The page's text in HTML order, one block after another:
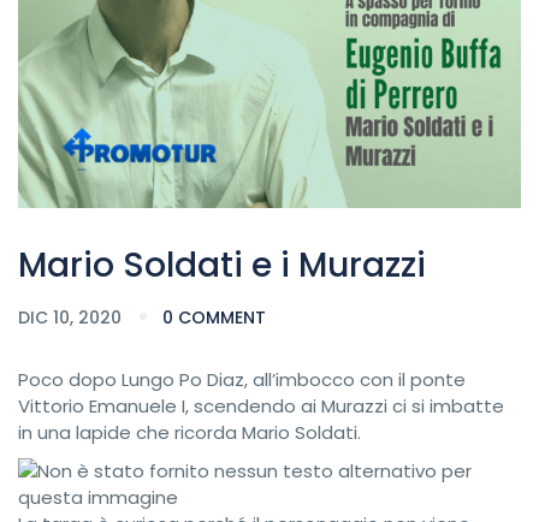
Mario Soldati e i Murazzi
DIC 10, 2020 0 COMMENT
Poco dopo Lungo Po Diaz, all’imbocco con il ponte
Vittorio Emanuele I, scendendo ai Murazzi ci si imbatte
in una lapide che ricorda Mario Soldati.